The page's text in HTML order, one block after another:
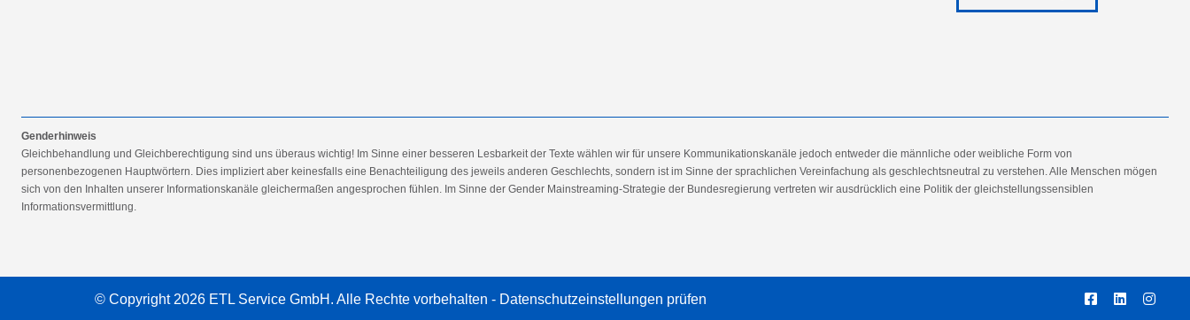
Genderhinweis
Gleichbehandlung und Gleichberechtigung sind uns überaus wichtig! Im Sinne einer besseren Lesbarkeit der Texte wählen wir für unsere Kommunikationskanäle jedoch entweder die männliche oder weibliche Form von
personenbezogenen Hauptwörtern. Dies impliziert aber keinesfalls eine Benachteiligung des jeweils anderen Geschlechts, sondern ist im Sinne der sprachlichen Vereinfachung als geschlechtsneutral zu verstehen. Alle Menschen mögen
sich von den Inhalten unserer Informationskanäle gleichermaßen angesprochen fühlen. Im Sinne der Gender Mainstreaming-Strategie der Bundesregierung vertreten wir ausdrücklich eine Politik der gleichstellungssensiblen
Informationsvermittlung.
© Copyright 2026 ETL Service GmbH. Alle Rechte vorbehalten - Datenschutzeinstellungen prüfen